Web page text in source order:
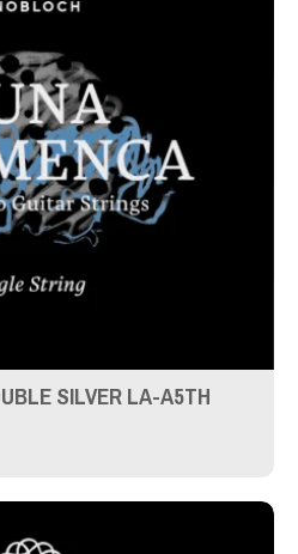
SILVER LA-A5TH